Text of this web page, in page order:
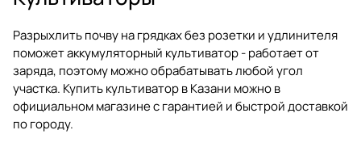
Разрыхлить почву на грядках без розетки и удлинителя
поможет аккумуляторный культиватор - работает от
заряда, поэтому можно обрабатывать любой угол
участка. Купить культиватор в Казани можно в
официальном магазине с гарантией и быстрой доставкой
по городу.